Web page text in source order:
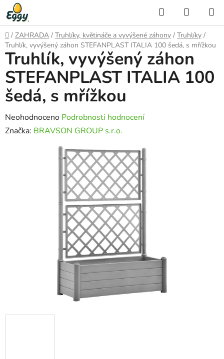
Přejít
na
obsah
Hledat
KOŠÍK
Domů
/ ZAHRADA / Truhlíky, květináče a vyvýšené záhony / Truhlíky /
Truhlík, vyvýšený záhon STEFANPLAST ITALIA 100 šedá, s mřížkou
Truhlík, vyvýšený záhon
STEFANPLAST ITALIA 100
šedá, s mřížkou
Průměrné
hodnocení
Neohodnoceno Podrobnosti hodnocení
Značka: BRAVSON GROUP s.r.o.